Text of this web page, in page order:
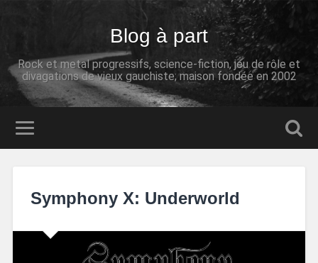
Blog à part
Rock et metal progressifs, science-fiction, jeu de rôle et
divagations de vieux gauchiste; maison fondée en 2002
Symphony X: Underworld